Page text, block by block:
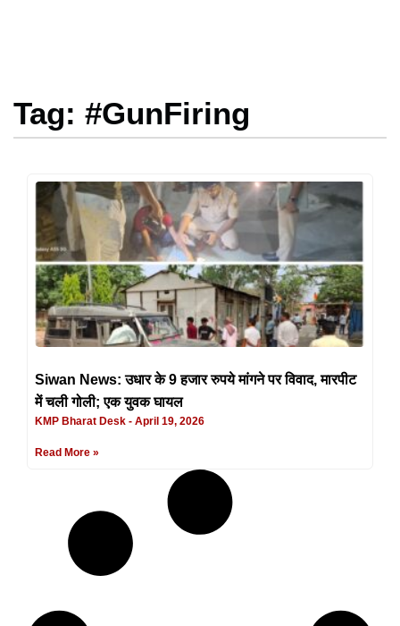
Tag: #GunFiring
Siwan News: उधार के 9 हजार रुपये मांगने पर विवाद, मारपीट
में चली गोली; एक युवक घायल
KMP Bharat Desk April 19, 2026
Read More »